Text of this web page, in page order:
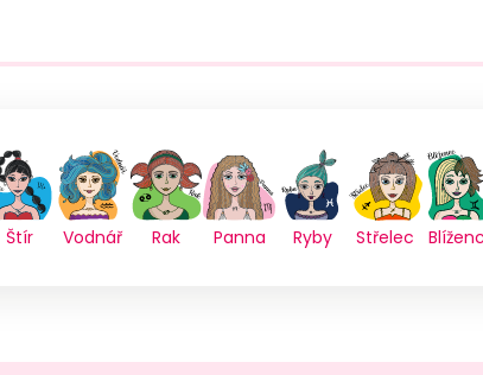
Štír Vodnář Rak Panna Ryby Střelec